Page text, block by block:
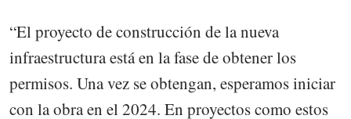
“El proyecto de construcción de la nueva
infraestructura está en la fase de obtener los
permisos. Una vez se obtengan, esperamos iniciar
con la obra en el 2024. En proyectos como estos